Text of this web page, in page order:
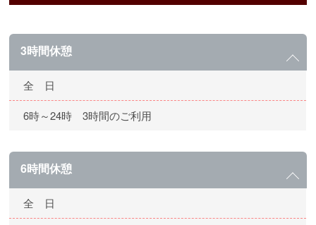
3時間休憩
全 日
6時～24時 3時間のご利用
6時間休憩
全 日